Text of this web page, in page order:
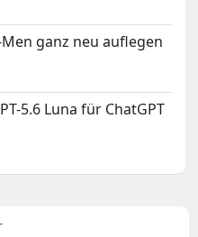
ganz neu auflegen
5.6 Luna für ChatGPT